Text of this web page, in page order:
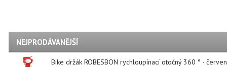
NEJPRODÁVANĚJŠÍ
Bike držák ROBESBON rychloupínací otočný 360 ° -